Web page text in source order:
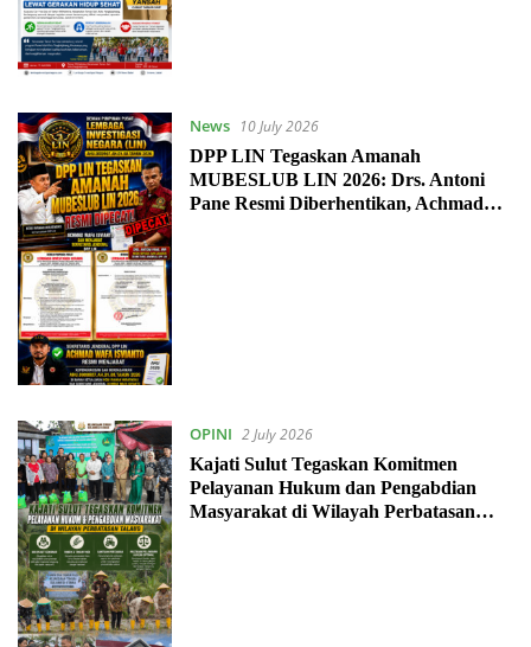
News
10 July 2026
DPP LIN Tegaskan Amanah
MUBESLUB LIN 2026: Drs. Antoni
Pane Resmi Diberhentikan, Achmad
OPINI 2 July 2026
Kajati Sulut Tegaskan Komitmen
Pelayanan Hukum dan Pengabdian
Masyarakat di Wilayah Perbatasan